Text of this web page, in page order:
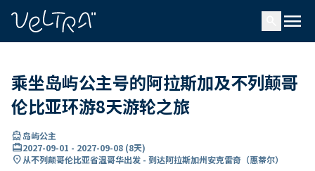
menu
乘坐岛屿公主号的阿拉斯加及不列颠哥
伦比亚环游8天游轮之旅
directions_boat岛屿公主
card_travel2027-09-01 - 2027-09-08 (8天)
location_on从不列颠哥伦比亚省温哥华出发 - 到达阿拉斯加州安克雷奇（惠蒂尔）